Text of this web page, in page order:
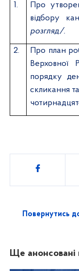
1.
Про
відбору
розгляд/.
2.
Про план
Верховної
порядку
скликання
Поділитись
Повернутись
Ще анонсовані